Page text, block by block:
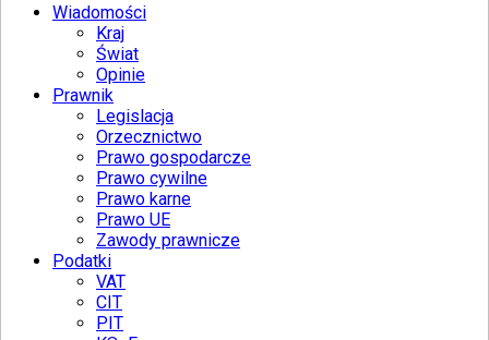
Wiadomości
Kraj
Świat
Opinie
Prawnik
Legislacja
Orzecznictwo
Prawo gospodarcze
Prawo cywilne
Prawo karne
Prawo UE
Zawody prawnicze
Podatki
VAT
CIT
PIT